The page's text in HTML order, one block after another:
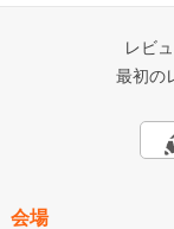
レビ
最初の
会場